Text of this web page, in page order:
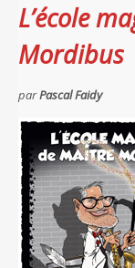
L’école
Mordibus
parPascal Faidy